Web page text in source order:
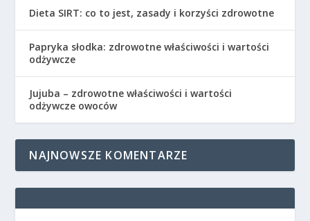
Dieta SIRT: co to jest, zasady i korzyści zdrowotne
Papryka słodka: zdrowotne właściwości i wartości
odżywcze
Jujuba – zdrowotne właściwości i wartości
odżywcze owoców
NAJNOWSZE KOMENTARZE